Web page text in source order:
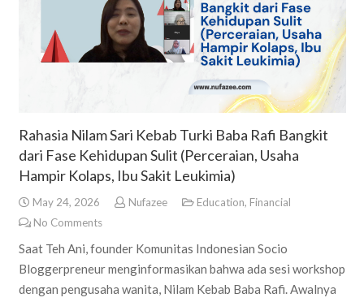
Rahasia Nilam Sari Kebab Turki Baba Rafi Bangkit
dari Fase Kehidupan Sulit (Perceraian, Usaha
Hampir Kolaps, Ibu Sakit Leukimia)
May 24, 2026 Nufazee Education, Financial
No Comments
Saat Teh Ani, founder Komunitas Indonesian Socio
Bloggerpreneur menginformasikan bahwa ada sesi workshop
dengan pengusaha wanita, Nilam Kebab Baba Rafi. Awalnya